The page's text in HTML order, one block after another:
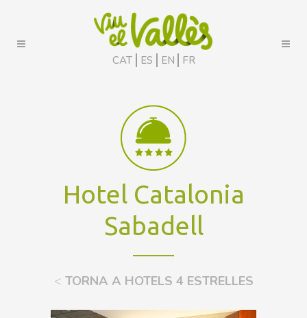
CAT ES EN FR
Hotel Catalonia
Sabadell
< TORNA A HOTELS 4 ESTRELLES